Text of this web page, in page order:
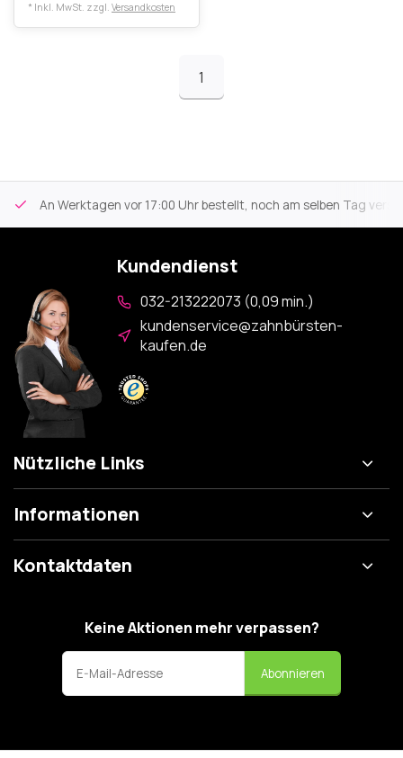
* Inkl. MwSt. zzgl. Versandkosten
1
An Werktagen vor 17:00 Uhr bestellt, noch am selben Tag
Kundendienst
032-213222073 (0,09 min.)
kundenservice@zahnbürsten-
kaufen.de
Nützliche Links
Informationen
Kontaktdaten
Keine Aktionen mehr verpassen?
Abonnieren